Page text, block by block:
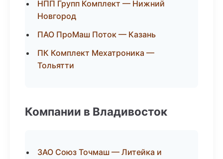
НПП Групп Комплект — Нижний
Новгород
ПАО ПроМаш Поток — Казань
ПК Комплект Мехатроника —
Тольятти
Компании в Владивосток
ЗАО Союз Точмаш — Литейка и